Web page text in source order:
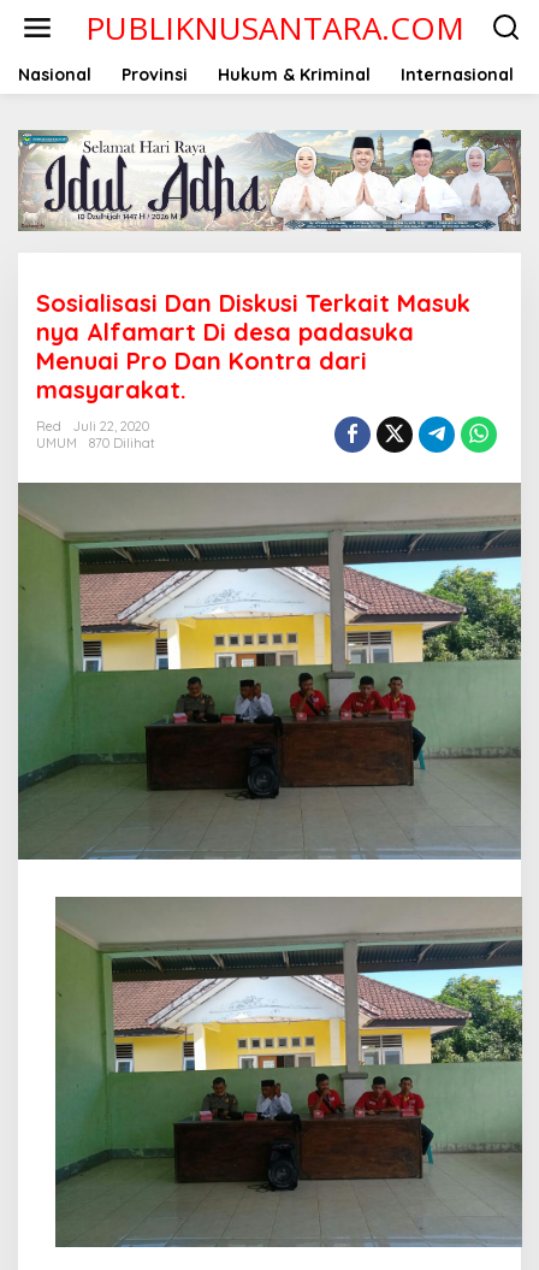
PUBLIKNUSANTARA.COM
Nasional Provinsi Hukum & Kriminal Internasional
Sosialisasi Dan Diskusi Terkait Masuk
nya Alfamart Di desa padasuka
Menuai Pro Dan Kontra dari
masyarakat.
Red
Juli 22, 2020
UMUM
870 Dilihat